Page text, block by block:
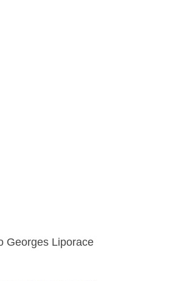
Georges Liporace